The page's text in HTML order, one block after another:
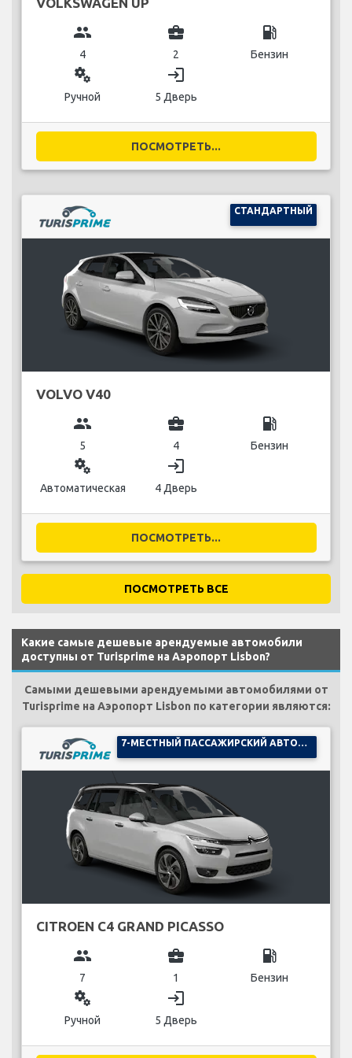
group
4
business_center
2
local_gas_station
Бензин
miscellaneous_services
Ручной
login
5 Дверь
ПОСМОТРЕТЬ...
СТАНДАРТНЫЙ
VOLVO V40
group
5
business_center
4
local_gas_station
Бензин
miscellaneous_services
Автоматическая
login
4 Дверь
ПОСМОТРЕТЬ...
ПОСМОТРЕТЬ ВСЕ
Какие самые дешевые арендуемые автомобили
доступны от Turisprime на Аэропорт Lisbon?
Самыми дешевыми арендуемыми автомобилями от
Turisprime на Аэропорт Lisbon по категории являются:
CITROEN C4 GRAND PICASSO
group
7
business_center
1
local_gas_station
Бензин
miscellaneous_services
Ручной
login
5 Дверь